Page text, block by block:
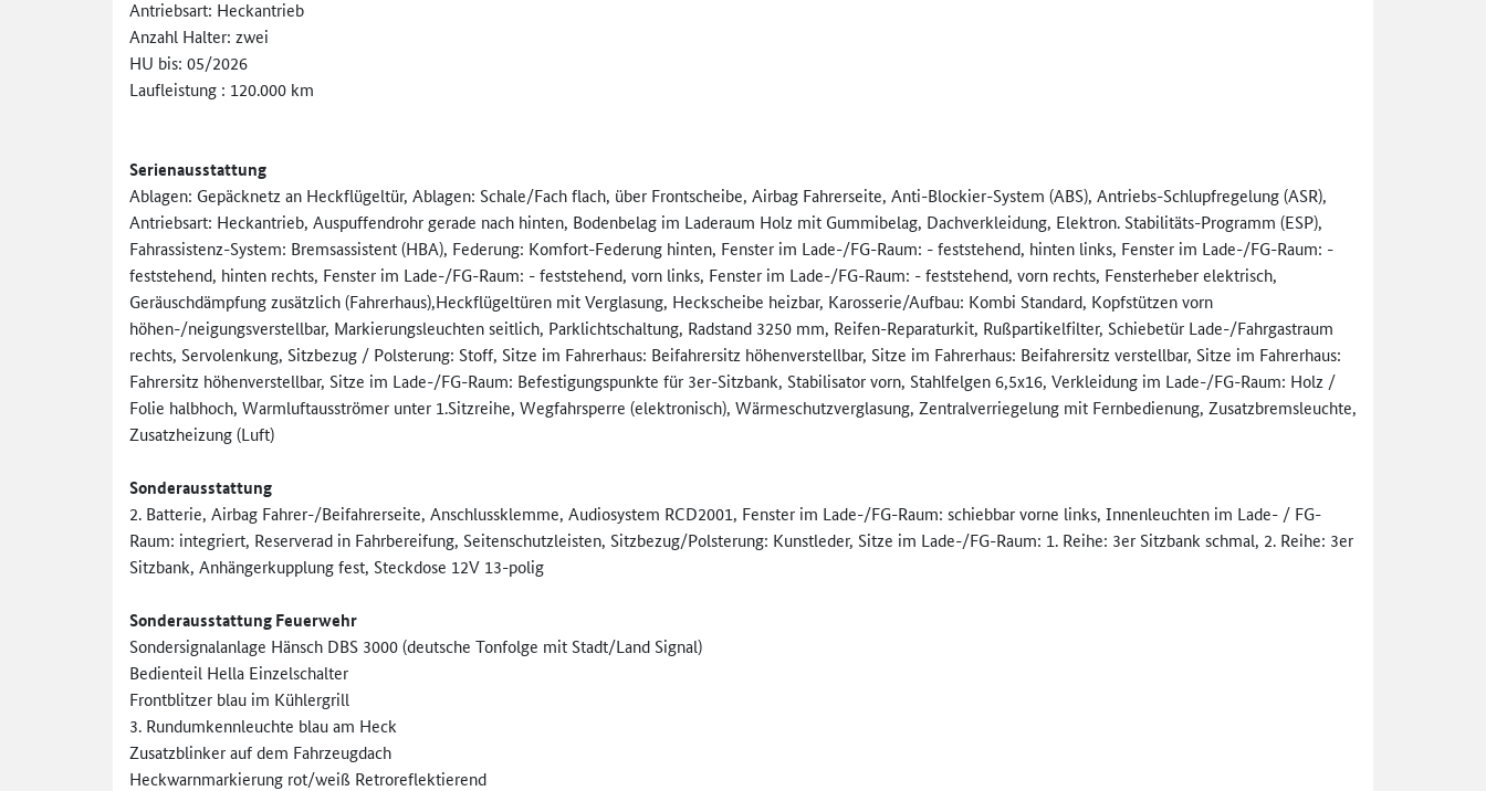
Antriebsart: Heckantrieb
Anzahl Halter: zwei
HU bis: 05/2026
Laufleistung : 120.000 km
Serienausstattung
Ablagen: Gepäcknetz an Heckflügeltür, Ablagen: Schale/Fach flach, über Frontscheibe, Airbag Fahrerseite, Anti-Blockier-System (ABS), Antriebs-Schlupfregelung (ASR),
Antriebsart: Heckantrieb, Auspuffendrohr gerade nach hinten, Bodenbelag im Laderaum Holz mit Gummibelag, Dachverkleidung, Elektron. Stabilitäts-Programm (ESP),
Fahrassistenz-System: Bremsassistent (HBA), Federung: Komfort-Federung hinten, Fenster im Lade-/FG-Raum: - feststehend, hinten links, Fenster im Lade-/FG-Raum: -
feststehend, hinten rechts, Fenster im Lade-/FG-Raum: - feststehend, vorn links, Fenster im Lade-/FG-Raum: - feststehend, vorn rechts, Fensterheber elektrisch,
Geräuschdämpfung zusätzlich (Fahrerhaus),Heckflügeltüren mit Verglasung, Heckscheibe heizbar, Karosserie/Aufbau: Kombi Standard, Kopfstützen vorn
höhen-/neigungsverstellbar, Markierungsleuchten seitlich, Parklichtschaltung, Radstand 3250 mm, Reifen-Reparaturkit, Rußpartikelfilter, Schiebetür Lade-/Fahrgastraum
rechts, Servolenkung, Sitzbezug / Polsterung: Stoff, Sitze im Fahrerhaus: Beifahrersitz höhenverstellbar, Sitze im Fahrerhaus: Beifahrersitz verstellbar, Sitze im Fahrerhaus:
Fahrersitz höhenverstellbar, Sitze im Lade-/FG-Raum: Befestigungspunkte für 3er-Sitzbank, Stabilisator vorn, Stahlfelgen 6,5x16, Verkleidung im Lade-/FG-Raum: Holz /
Folie halbhoch, Warmluftausströmer unter 1.Sitzreihe, Wegfahrsperre (elektronisch), Wärmeschutzverglasung, Zentralverriegelung mit Fernbedienung, Zusatzbremsleuchte,
Zusatzheizung (Luft)
Sonderausstattung
2. Batterie, Airbag Fahrer-/Beifahrerseite, Anschlussklemme, Audiosystem RCD2001, Fenster im Lade-/FG-Raum: schiebbar vorne links, Innenleuchten im Lade- / FG-
Raum: integriert, Reserverad in Fahrbereifung, Seitenschutzleisten, Sitzbezug/Polsterung: Kunstleder, Sitze im Lade-/FG-Raum: 1. Reihe: 3er Sitzbank schmal, 2. Reihe: 3er
Sitzbank, Anhängerkupplung fest, Steckdose 12V 13-polig
Sonderausstattung Feuerwehr
Sondersignalanlage Hänsch DBS 3000 (deutsche Tonfolge mit Stadt/Land Signal)
Bedienteil Hella Einzelschalter
Frontblitzer blau im Kühlergrill
3. Rundumkennleuchte blau am Heck
Zusatzblinker auf dem Fahrzeugdach
Heckwarnmarkierung rot/weiß Retroreflektierend